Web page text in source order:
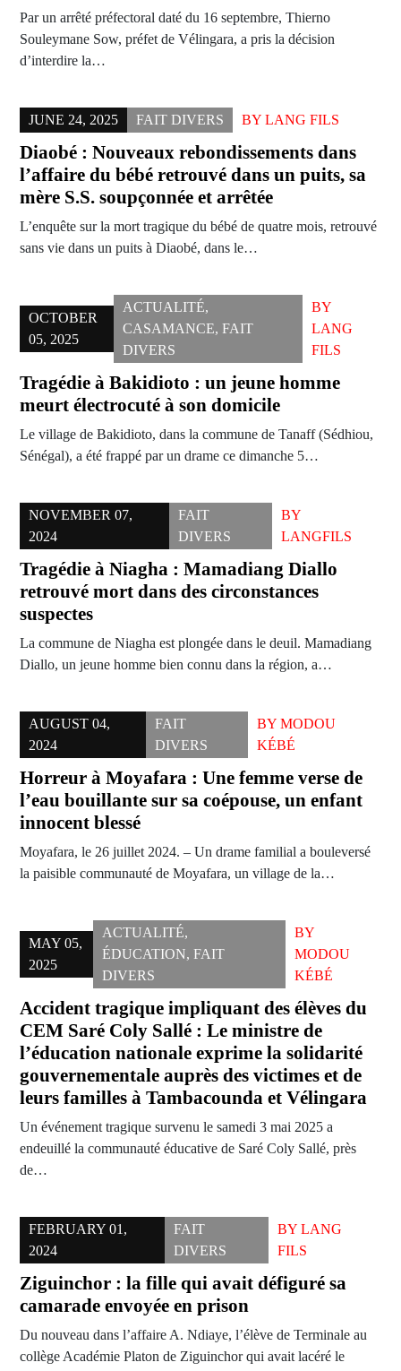
Par un arrêté préfectoral daté du 16 septembre, Thierno
Souleymane Sow, préfet de Vélingara, a pris la décision
d’interdire la…
JUNE 24, 2025 FAIT DIVERS BY LANG FILS
Diaobé : Nouveaux rebondissements dans
l’affaire du bébé retrouvé dans un puits, sa
mère S.S. soupçonnée et arrêtée
L’enquête sur la mort tragique du bébé de quatre mois, retrouvé
sans vie dans un puits à Diaobé, dans le…
OCTOBER
05, 2025
ACTUALITÉ,
CASAMANCE, FAIT
DIVERS
BY
LANG
FILS
Tragédie à Bakidioto : un jeune homme
meurt électrocuté à son domicile
Le village de Bakidioto, dans la commune de Tanaff (Sédhiou,
Sénégal), a été frappé par un drame ce dimanche 5…
NOVEMBER 07,
2024
FAIT
DIVERS
BY
LANGFILS
Tragédie à Niagha : Mamadiang Diallo
retrouvé mort dans des circonstances
suspectes
La commune de Niagha est plongée dans le deuil. Mamadiang
Diallo, un jeune homme bien connu dans la région, a…
AUGUST 04,
2024
FAIT
DIVERS
BY MODOU
KÉBÉ
Horreur à Moyafara : Une femme verse de
l’eau bouillante sur sa coépouse, un enfant
innocent blessé
Moyafara, le 26 juillet 2024. – Un drame familial a bouleversé
la paisible communauté de Moyafara, un village de la…
MAY 05,
2025
ACTUALITÉ,
ÉDUCATION,FAIT
DIVERS
BY
MODOU
KÉBÉ
Accident tragique impliquant des élèves du
CEM Saré Coly Sallé : Le ministre de
l’éducation nationale exprime la solidarité
gouvernementale auprès des victimes et de
leurs familles à Tambacounda et Vélingara
Un événement tragique survenu le samedi 3 mai 2025 a
endeuillé la communauté éducative de Saré Coly Sallé, près
de…
FEBRUARY 01,
2024
FAIT
DIVERS
BY LANG
FILS
Ziguinchor : la fille qui avait défiguré sa
camarade envoyée en prison
Du nouveau dans l’affaire A. Ndiaye, l’élève de Terminale au
collège Académie Platon de Ziguinchor qui avait lacéré le